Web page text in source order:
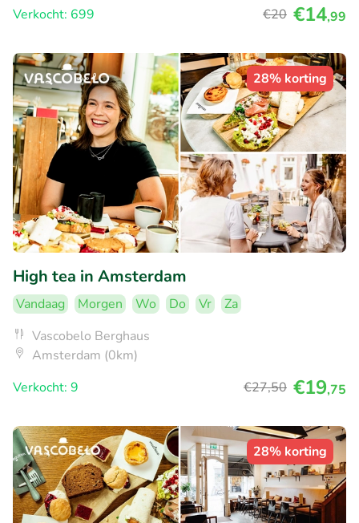
Verkocht: 699
€20 €14,99
28% korting
High tea in Amsterdam
Vandaag Morgen Wo Do Vr
Za
Vascobelo Berghaus
Amsterdam (0km)
Verkocht: 9
€27,50 €19,75
28% korting